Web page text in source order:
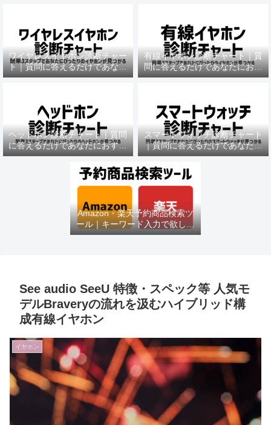
ワイヤレスイヤホン診断チャー
ト｜質問に答えるだけであなた
におすすめの機種がわかる
有線イヤホン診断チャート｜質
問に答えるだけであなたにおす
すめの機種がわかる
ヘッドホン診断チャート｜質問
に答えるだけであなたにおすす
めの機種がわかる
スマートウォッチ診断チャート
｜質問に答えるだけであなたに
おすすめの機種がわかる
Amazon・楽天予約商品検索ツ
ール｜キーワード入力で欲しい
商品を即チェック
See audio SeeU 特徴・スペック等 人気モ
デルBraveryの流れを汲むハイブリッド構
成有線イヤホン
イヤホン